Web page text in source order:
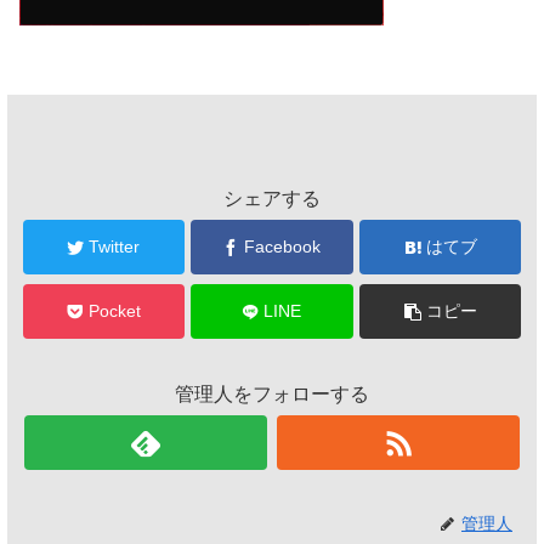
シェアする
Twitter Facebook はてブ
Pocket LINE コピー
管理人をフォローする
管理人